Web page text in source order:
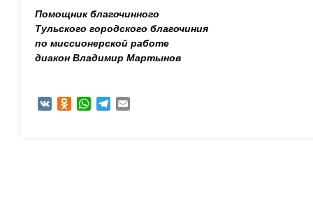
Помощник благочинного
Тульского городского благочиния
по миссионерской работе
диакон Владимир Мартынов
VK Odnoklassniki
WhatsAppTelegram